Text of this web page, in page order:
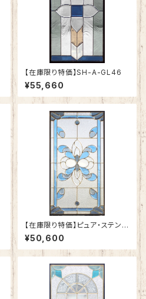
【在庫限り特価】SH-A-GL46
¥55,660
【在庫限り特価】ピュア・ステンド
グラスSH-A03
¥50,600